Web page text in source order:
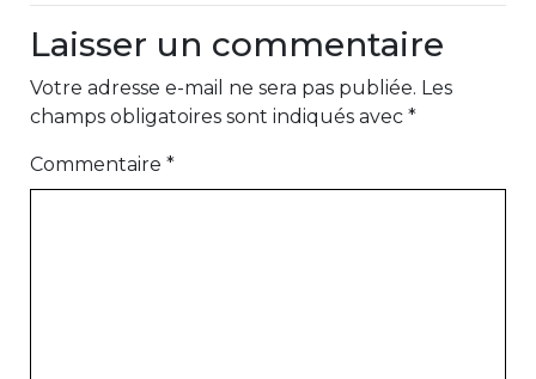
Laisser un commentaire
Votre adresse e-mail ne sera pas publiée. Les
champs obligatoires sont indiqués avec *
Commentaire *